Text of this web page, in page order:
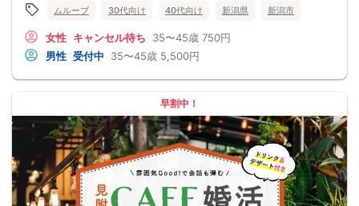
ムルーブ 30代向け 40代向け 新潟県 新潟市
女性 キャンセル待ち 35〜45歳 750円
男性 受付中 35〜45歳 5,500円
早割中！